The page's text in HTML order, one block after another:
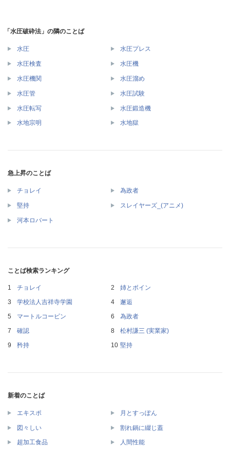
「水圧破砕法」の隣のことば
水圧 水圧プレス
水圧検査 水圧機
水圧機関 水圧溜め
水圧管 水圧試験
水圧転写 水圧鍛造機
水地宗明 水地獄
急上昇のことば
チョレイ 為政者
堅持 スレイヤーズ_(アニメ)
河本ロバート
ことば検索ランキング
チョレイ
姉とボイン
学校法人吉祥寺学園
邂逅
マートルコービン
為政者
確認
松村謙三 (実業家)
矜持
堅持
新着のことば
エキスポ 月とすっぽん
図々しい 割れ鍋に綴じ蓋
超加工食品 人間性能